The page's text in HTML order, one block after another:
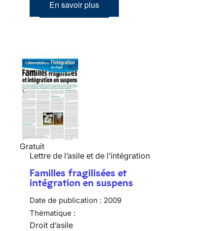
En savoir plus
Gratuit
Lettre de l’asile et de l’intégration
Familles fragilisées et
intégration en suspens
Date de publication : 2009
Thématique :
Droit d’asile